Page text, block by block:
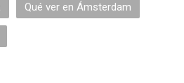
Qué ver en Ámsterdam